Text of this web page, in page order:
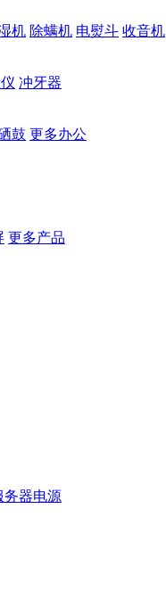
机 除螨机 电熨斗 收音机
冲牙器
鼓 更多办公
更多产品
务器电源